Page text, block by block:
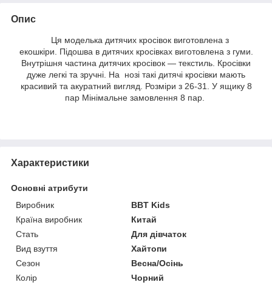
Опис
Ця моделька дитячих кросівок виготовлена з
екошкіри. Підошва в дитячих кросівках виготовлена з гуми.
Внутрішня частина дитячих кросівок — текстиль. Кросівки
дуже легкі та зручні. На нозі такі дитячі кросівки мають
красивий та акуратний вигляд. Розміри з 26-31. У ящику 8
пар Мінімальне замовлення 8 пар.
Характеристики
Основні атрибути
Виробник
BBT Kids
Країна виробник
Китай
Стать
Для дівчаток
Вид взуття
Хайтопи
Сезон
Весна/Осінь
Колір
Чорний